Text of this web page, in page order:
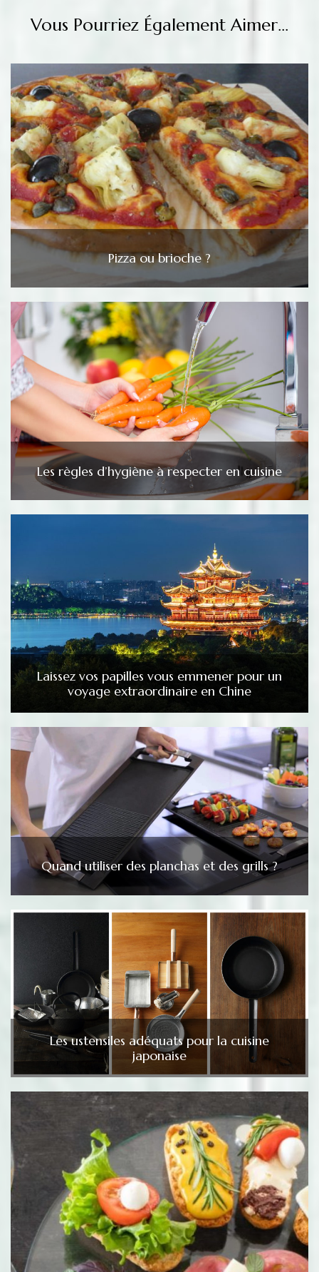
Vous Pourriez Également Aimer...
Pizza ou brioche ?
Les règles d’hygiène à respecter en cuisine
Laissez vos papilles vous emmener pour un
voyage extraordinaire en Chine
Quand utiliser des planchas et des grills ?
Les ustensiles adéquats pour la cuisine
japonaise